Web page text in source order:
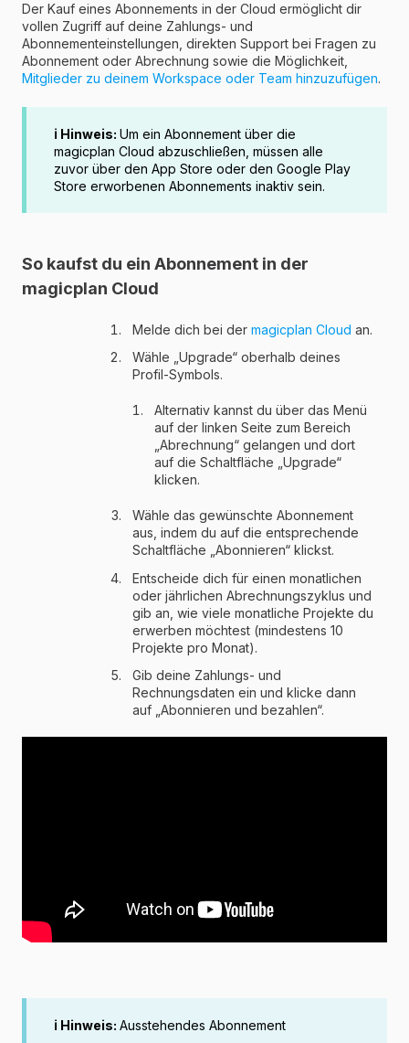
Der Kauf eines Abonnements in der Cloud ermöglicht dir
vollen Zugriff auf deine Zahlungs- und
Abonnementeinstellungen, direkten Support bei Fragen zu
Abonnement oder Abrechnung sowie die Möglichkeit,
Mitglieder zu deinem Workspace oder Team hinzuzufügen.
ℹ️ Hinweis: Um ein Abonnement über die
magicplan Cloud abzuschließen, müssen alle
zuvor über den App Store oder den Google Play
Store erworbenen Abonnements inaktiv sein.
So kaufst du ein Abonnement in der
magicplan Cloud
Melde dich bei der magicplan Cloud an.
Wähle „Upgrade“ oberhalb deines
Profil-Symbols.
Alternativ kannst du über das Menü
auf der linken Seite zum Bereich
„Abrechnung“ gelangen und dort
auf die Schaltfläche „Upgrade“
klicken.
Wähle das gewünschte Abonnement
aus, indem du auf die entsprechende
Schaltfläche „Abonnieren“ klickst.
Entscheide dich für einen monatlichen
oder jährlichen Abrechnungszyklus und
gib an, wie viele monatliche Projekte du
erwerben möchtest (mindestens 10
Projekte pro Monat).
Gib deine Zahlungs- und
Rechnungsdaten ein und klicke dann
auf „Abonnieren und bezahlen“.
ℹ️ Hinweis: Ausstehendes Abonnement